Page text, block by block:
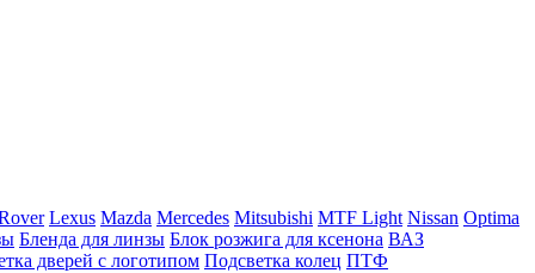
Lexus Mazda Mercedes Mitsubishi MTF Light Nissan Optima
Бленда для линзы Блок розжига для ксенона ВАЗ
дверей с логотипом Подсветка колец ПТФ